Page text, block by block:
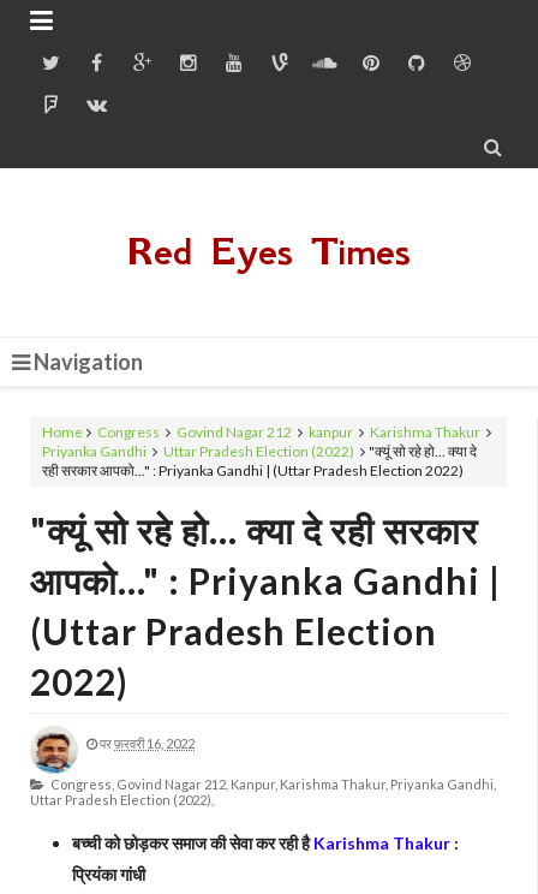


Red Eyes Times
Navigation
Home Congress Govind Nagar 212 kanpur
Karishma Thakur
Priyanka Gandhi
Uttar Pradesh Election (2022)
"क्यूं सो रहे हो... क्या दे
रही सरकार आपको..." : Priyanka Gandhi | (Uttar Pradesh Election 2022)
"क्यूं सो रहे हो... क्या दे रही सरकार
आपको..." : Priyanka Gandhi |
(Uttar Pradesh Election
2022)
परफ़रवरी 16, 2022
Congress, Govind Nagar 212, Kanpur, Karishma Thakur, Priyanka Gandhi,
Uttar Pradesh Election (2022),
बच्ची को छोड़कर समाज की सेवा कर रही हैKarishma Thakur :
प्रियंका गांधी